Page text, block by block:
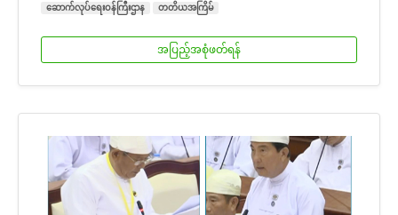
ဆောက်လုပ်ရေးဝန်ကြီးဌာန တတိယအကြိမ်
အပြည့်အစုံဖတ်ရန်